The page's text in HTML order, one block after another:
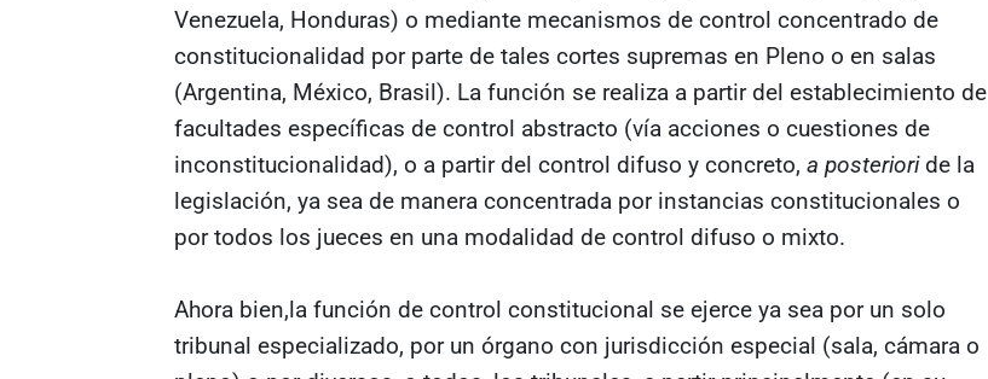
Venezuela, Honduras) o mediante mecanismos de control concentrado de
constitucionalidad por parte de tales cortes supremas en Pleno o en salas
(Argentina, México, Brasil). La función se realiza a partir del establecimiento de
facultades específicas de control abstracto (vía acciones o cuestiones de
inconstitucionalidad), o a partir del control difuso y concreto, a posterioride la
legislación, ya sea de manera concentrada por instancias constitucionales o
por todos los jueces en una modalidad de control difuso o mixto.
Ahora bien,la función de control constitucional se ejerce ya sea por un solo
tribunal especializado, por un órgano con jurisdicción especial (sala, cámara o